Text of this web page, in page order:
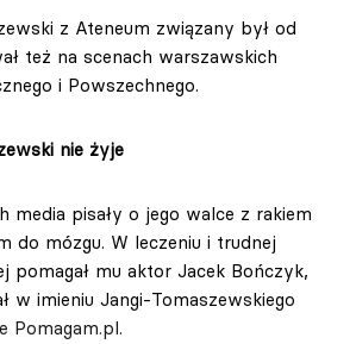
z Ateneum związany był od
też na scenach warszawskich
i Powszechnego.
nie żyje
media pisały o jego walce z rakiem
do mózgu. W leczeniu i trudnej
pomagał mu aktor Jacek Bończyk,
w imieniu Jangi-Tomaszewskiego
Pomagam.pl.